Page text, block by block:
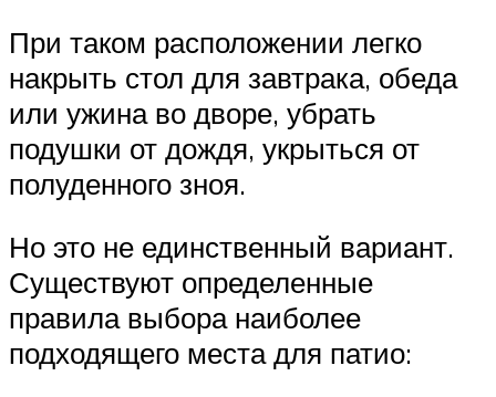
При таком расположении легко
накрыть стол для завтрака, обеда
или ужина во дворе, убрать
подушки от дождя, укрыться от
полуденного зноя.
Но это не единственный вариант.
Существуют определенные
правила выбора наиболее
подходящего места для патио: